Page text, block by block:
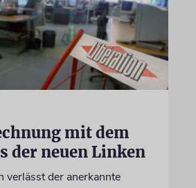
mit dem
der neuen Linken
verlässt der anerkannte